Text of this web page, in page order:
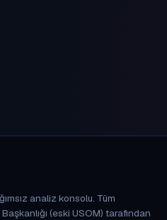
analiz konsolu. Tüm
(eski USOM) tarafından